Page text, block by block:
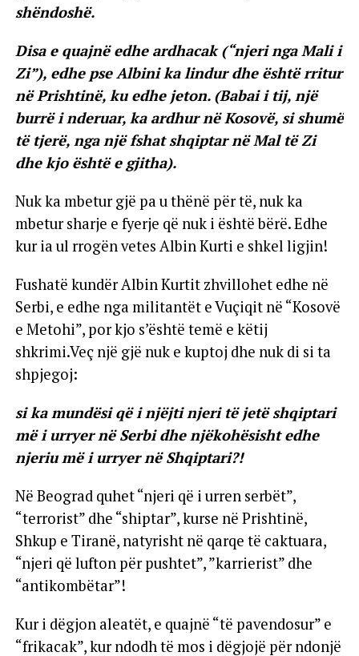
shëndoshë.
Disa e quajnë edhe ardhacak (“njeri nga Mali i
Zi”), edhe pse Albini ka lindur dhe është rritur
në Prishtinë, ku edhe jeton. (Babai i tij, një
burrë i nderuar, ka ardhur në Kosovë, si shumë
të tjerë, nga një fshat shqiptar në Mal të Zi
dhe kjo është e gjitha).
Nuk ka mbetur gjë pa u thënë për të, nuk ka
mbetur sharje e fyerje që nuk i është bërë. Edhe
kur ia ul rrogën vetes Albin Kurti e shkel ligjin!
Fushatë kundër Albin Kurtit zhvillohet edhe në
Serbi, e edhe nga militantët e Vuçiqit në “Kosovë
e Metohi”, por kjo s’është temë e këtij
shkrimi.Veç një gjë nuk e kuptoj dhe nuk di si ta
shpjegoj:
si ka mundësi që i njëjti njeri të jetë shqiptari
më i urryer në Serbi dhe njëkohësisht edhe
njeriu më i urryer në Shqiptari?!
Në Beograd quhet “njeri që i urren serbët”,
“terrorist” dhe “shiptar”, kurse në Prishtinë,
Shkup e Tiranë, natyrisht në qarqe të caktuara,
“njeri që lufton për pushtet”, ”karrierist” dhe
“antikombëtar”!
Kur i dëgjon aleatët, e quajnë “të pavendosur” e
“frikacak”, kur ndodh të mos i dëgjojë për ndonjë